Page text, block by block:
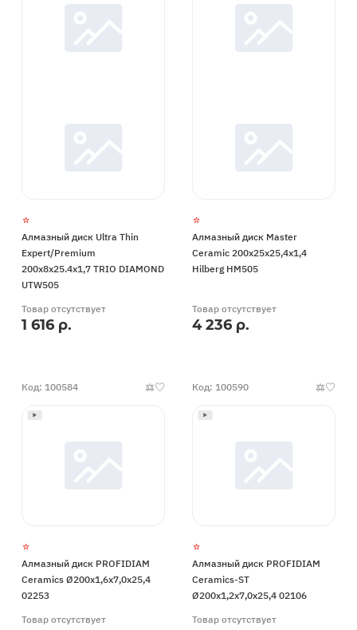
Алмазный диск Ultra Thin
Expert/Premium
200х8х25.4х1,7 TRIO DIAMOND
UTW505
Товар отсутствует
1 616 р.
Алмазный диск Master
Ceramic 200х25х25,4х1,4
Hilberg HM505
Товар отсутствует
4 236 р.
Код: 100584
Алмазный диск PROFIDIAM
Ceramics Ø200x1,6x7,0x25,4
02253
Товар отсутствует
Код: 100590
Алмазный диск PROFIDIAM
Ceramics-ST
Ø200x1,2x7,0x25,4 02106
Товар отсутствует